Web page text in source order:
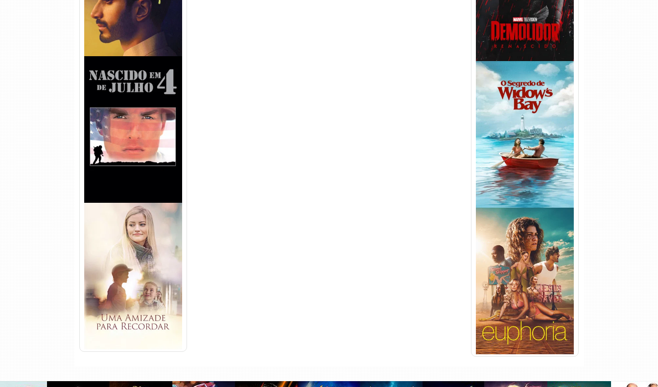
Nascido em 4 de Julho
Torrent (1989) WEB-DL 1080p
Dual Áudio
Uma Amizade para Recordar
Torrent (2025) WEB-DL 1080p
Dual Áudio
O Segredo de Widow’s Bay
1ª Temporada Torrent (2026)
WEB-DL 1080p Dual Áudio
Euphoria 3ª Temporada
Torrent (2026) WEB-DL 1080p
Dual Áudio